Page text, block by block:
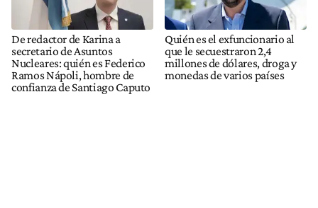
De redactor de Karina a
secretario de Asuntos
Nucleares: quién es Federico
Ramos Nápoli, hombre de
confianza de Santiago Caputo
Quién es el exfuncionario al
que le secuestraron 2,4
millones de dólares, droga y
monedas de varios países